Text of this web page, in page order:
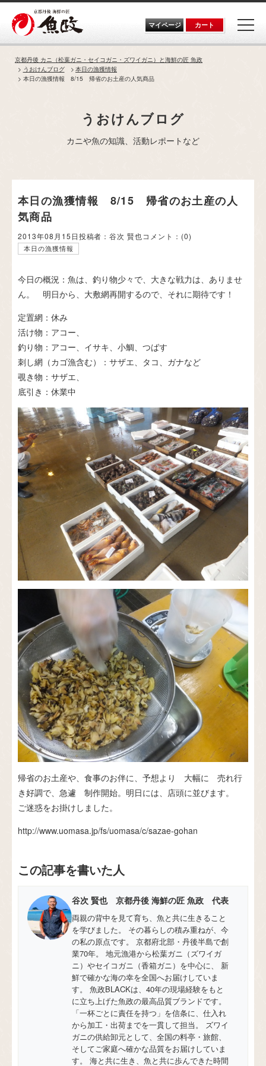
Skip
content
マイページ カート
京都丹後 カニ（松葉ガニ・セイコガニ・ズワイガニ）と海鮮の匠 魚政
うおけんブログ
本日の漁獲情報
本日の漁獲情報 8/15 帰省のお土産の人気商品
うおけんブログ
カニや魚の知識、活動レポートなど
本日の漁獲情報 8/15 帰省のお土産の人
気商品
2013年08月15日投稿者：谷次 賢也コメント： (0)
本日の漁獲情報
今日の概況：魚は、釣り物少々で、大きな戦力は、ありませ
ん。 明日から、大敷網再開するので、それに期待です！
定置網：休み
活け物：アコー、
釣り物：アコー、イサキ、小鯛、つばす
刺し網（カゴ漁含む）：サザエ、タコ、ガナなど
覗き物：サザエ、
底引き：休業中
帰省のお土産や、食事のお伴に、予想より 大幅に 売れ行
き好調で、急遽 制作開始。明日には、店頭に並びます。
ご迷惑をお掛けしました。
http://www.uomasa.jp/fs/uomasa/c/sazae-gohan
この記事を書いた人
谷次 賢也 京都丹後 海鮮の匠 魚政 代表
両親の背中を見て育ち、魚と共に生きること
を学びました。 その暮らしの積み重ねが、今
の私の原点です。 京都府北部・丹後半島で創
業70年。 地元漁港から松葉ガニ（ズワイガ
ニ）やセイコガニ（香箱ガニ）を中心に、 新
鮮で確かな海の幸を全国へお届けしていま
す。 魚政BLACKは、40年の現場経験をもと
に立ち上げた魚政の最高品質ブランドです。
「一杯ごとに責任を持つ」を信条に、仕入れ
から加工・出荷までを一貫して担当。 ズワイ
ガニの供給卸元として、全国の料亭・旅館、
そしてご家庭へ確かな品質をお届けしていま
す。 海と共に生き、魚と共に歩んできた時間